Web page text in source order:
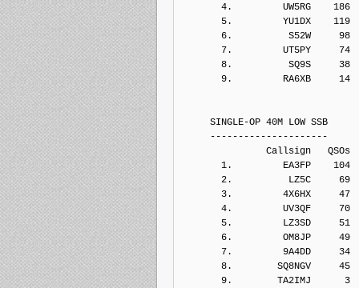
4.         UW5RG    186
5.         YU1DX    119
6.          S52W     98
7.         UT5PY     74
8.          SQ9S     38
9.         RA6XB     14
SINGLE-OP 40M LOW SSB
---------------------
Callsign   QSOs  Points
1.         EA3FP    104
2.          LZ5C     69
3.         4X6HX     47
4.         UV3QF     70
5.         LZ3SD     51
6.         OM8JP     49
7.         9A4DD     34
8.        SQ8NGV     45
9.        TA2IMJ      3